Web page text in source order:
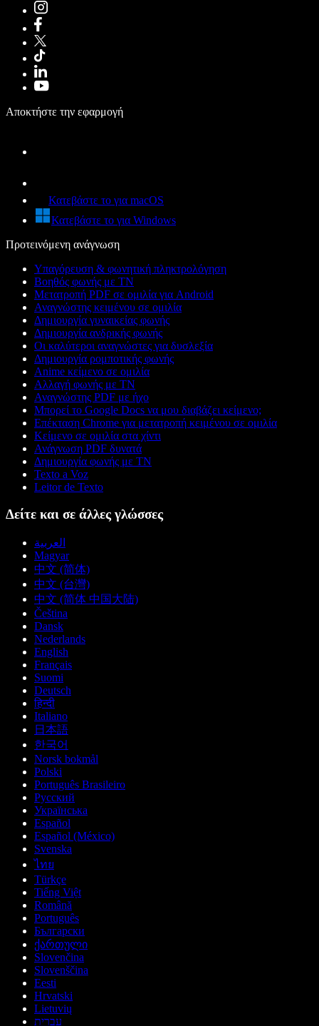
Αποκτήστε την εφαρμογή
Κατεβάστε το για macOS
Κατεβάστε το για Windows
Προτεινόμενη ανάγνωση
Υπαγόρευση & φωνητική πληκτρολόγηση
Βοηθός φωνής με ΤΝ
Μετατροπή PDF σε ομιλία για Android
Αναγνώστης κειμένου σε ομιλία
Δημιουργία γυναικείας φωνής
Δημιουργία ανδρικής φωνής
Οι καλύτεροι αναγνώστες για δυσλεξία
Δημιουργία ρομποτικής φωνής
Anime κείμενο σε ομιλία
Αλλαγή φωνής με ΤΝ
Αναγνώστης PDF με ήχο
Μπορεί το Google Docs να μου διαβάζει κείμενο;
Επέκταση Chrome για μετατροπή κειμένου σε ομιλία
Κείμενο σε ομιλία στα χίντι
Ανάγνωση PDF δυνατά
Δημιουργία φωνής με ΤΝ
Texto a Voz
Leitor de Texto
Δείτε και σε άλλες γλώσσες
العربية
Magyar
中文 (简体)
中文 (台灣)
中文 (简体 中国大陆)
Čeština
Dansk
Nederlands
English
Français
Suomi
Deutsch
हिन्दी
Italiano
日本語
한국어
Norsk bokmål
Polski
Português Brasileiro
Русский
Українська
Español
Español (México)
Svenska
ไทย
Türkçe
Tiếng Việt
Română
Português
Български
ქართული
Slovenčina
Slovenščina
Eesti
Hrvatski
Lietuvių
עברית